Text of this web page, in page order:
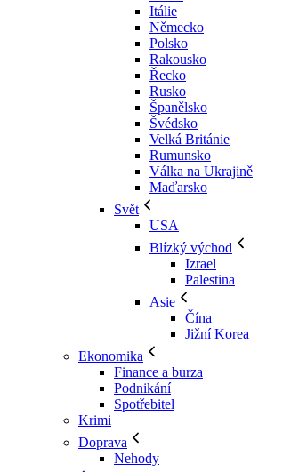
Itálie
Německo
Polsko
Rakousko
Řecko
Rusko
Španělsko
Švédsko
Velká Británie
Rumunsko
Válka na Ukrajině
Maďarsko
Svět
USA
Blízký východ
Izrael
Palestina
Asie
Čína
Jižní Korea
Ekonomika
Finance a burza
Podnikání
Spotřebitel
Krimi
Doprava
Nehody